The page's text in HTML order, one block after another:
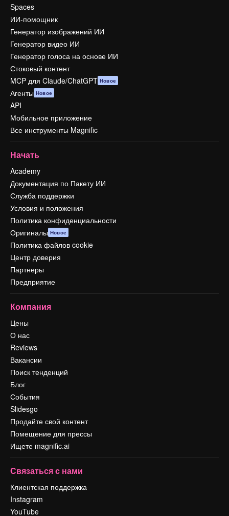
Spaces
ИИ-помощник
Генератор изображений ИИ
Генератор видео ИИ
Генератор голоса на основе ИИ
Стоковый контент
MCP для Claude/ChatGPT Новое
Агенты Новое
API
Мобильное приложение
Все инструменты Magnific
Начать
Academy
Документация по Пакету ИИ
Служба поддержки
Условия и положения
Политика конфиденциальности
Оригиналы Новое
Политика файлов cookie
Центр доверия
Партнеры
Предприятие
Компания
Цены
О нас
Reviews
Вакансии
Поиск тенденций
Блог
События
Slidesgo
Продайте свой контент
Помещение для прессы
Ищете magnific.ai
Связаться с нами
Клиентская поддержка
Instagram
YouTube